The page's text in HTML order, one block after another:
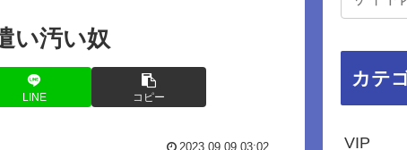
い汚い奴
LINE コピー
2023.09.09 03:02
カテ
VIP